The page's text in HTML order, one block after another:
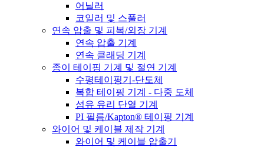
어닐러
코일러 및 스풀러
연속 압출 및 피복/외장 기계
연속 압출 기계
연속 클래딩 기계
종이 테이핑 기계 및 절연 기계
수평테이핑기-단도체
복합 테이핑 기계 - 다중 도체
섬유 유리 단열 기계
PI 필름/Kapton® 테이핑 기계
와이어 및 케이블 제작 기계
와이어 및 케이블 압출기